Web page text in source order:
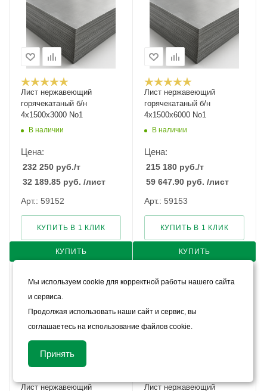
Лист нержавеющий
горячекатаный б/н
4х1500х3000 No1
В наличии
Цена:
232 250 руб./т
32 189.85 руб. /лист
Арт.: 59152
КУПИТЬ
КУПИТЬ В 1 КЛИК
Лист нержавеющий
горячекатаный б/н
4х1500х6000 No1
В наличии
Цена:
215 180 руб./т
59 647.90 руб. /лист
Арт.: 59153
КУПИТЬ
КУПИТЬ В 1 КЛИК
Лист нержавеющий Лист нержавеющий
Мы используем cookie для корректной работы нашего сайта
и сервиса.
Продолжая использовать наши сайт и сервис, вы
соглашаетесь на использование файлов cookie.
Принять